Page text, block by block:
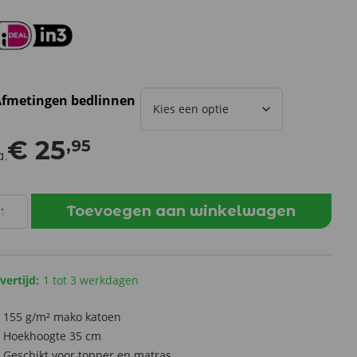
bedlinnen
€ 25,95
Toevoegen aan winkelwagen
1 tot 3 werkdagen
155 g/m² mako katoen
Hoekhoogte 35 cm